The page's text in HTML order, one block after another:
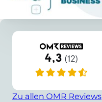
Zu allen OMR Reviews